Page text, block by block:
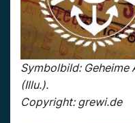
Symbolbild: Geheime
(Illu.).
Copyright: grewi.de